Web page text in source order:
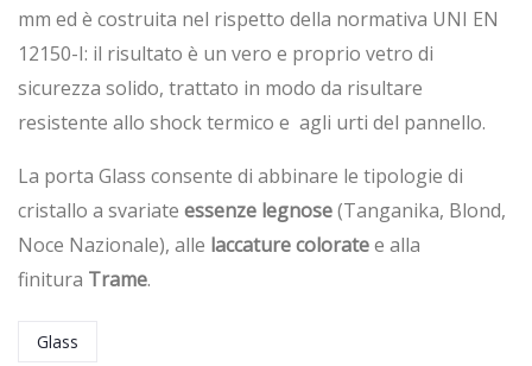
mm ed è costruita nel rispetto della normativa UNI EN
12150-I: il risultato è un vero e proprio vetro di
sicurezza solido, trattato in modo da risultare
resistente allo shock termico e agli urti del pannello.
La porta Glass consente di abbinare le tipologie di
cristallo a svariate essenze legnose(Tanganika, Blond,
Noce Nazionale), alle laccature coloratee alla
finitura Trame.
Glass